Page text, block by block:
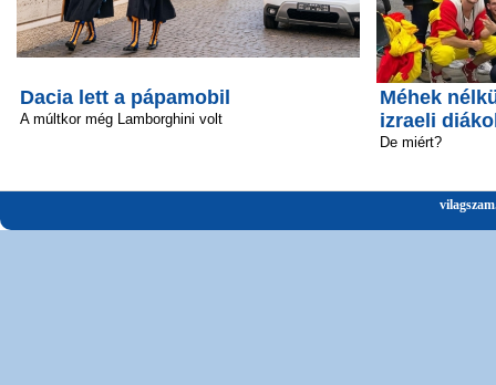
Dacia lett a pápamobil
A múltkor még Lamborghini volt
Méhek
izraeli
De miért?